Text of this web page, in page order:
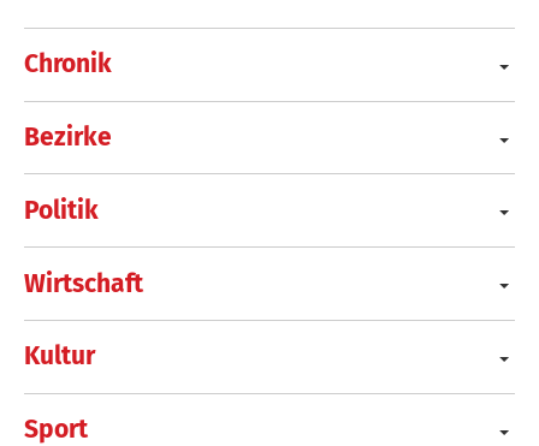
Chronik
Bezirke
Politik
Wirtschaft
Kultur
Sport